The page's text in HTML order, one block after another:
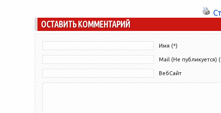
ОСТАВИТЬ КОММЕНТАРИЙ
Имя (*)
Mail (Не публикуется)
ВебСайт